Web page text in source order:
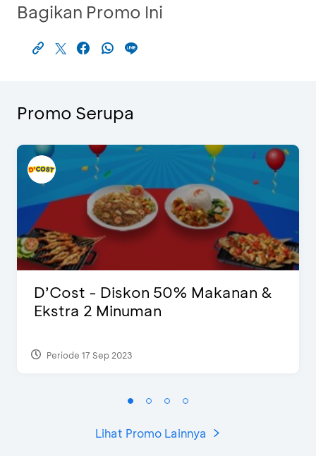
Bagikan Promo Ini
Promo Serupa
D’Cost - Diskon 50% Makanan &
Ekstra 2 Minuman
Periode 17 Sep 2023
Lihat Promo Lainnya